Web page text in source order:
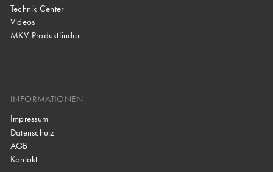
Technik Center
Videos
MKV Produktfinder
INFORMATIONEN
Impressum
Datenschutz
AGB
Kontakt